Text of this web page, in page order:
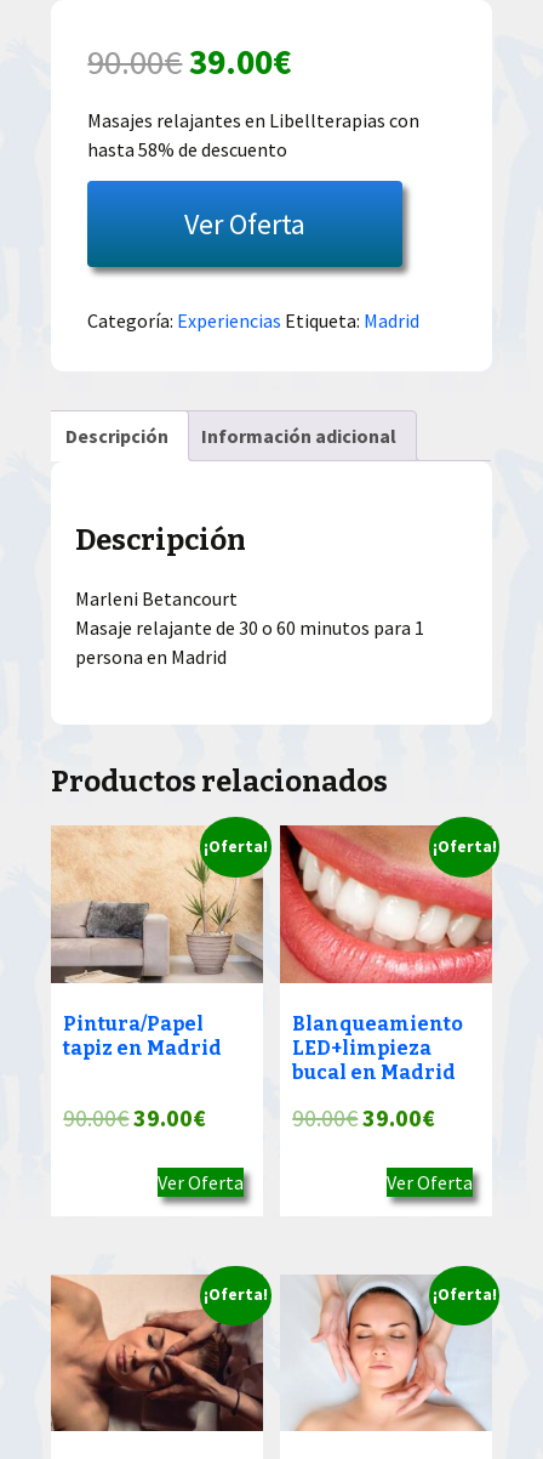
90.00€El
precio
original
era:
90.00€.
39.00€El
precio
es:
39.00€.
Masajes relajantes en Libellterapias con
hasta 58% de descuento
Ver Oferta
Categoría: Experiencias Etiqueta: Madrid
Descripción Información adicional
Descripción
Marleni Betancourt
Masaje relajante de 30 o 60 minutos para 1
persona en Madrid
Productos relacionados
¡Oferta!
Pintura/Papel
tapiz en Madrid
90.00€El
original
39.00€El
actual
39.00€.
Ver Oferta
¡Oferta!
Blanqueamiento
LED+limpieza
bucal en Madrid
90.00€El
original
39.00€El
actual
39.00€.
Ver Oferta
¡Oferta! ¡Oferta!